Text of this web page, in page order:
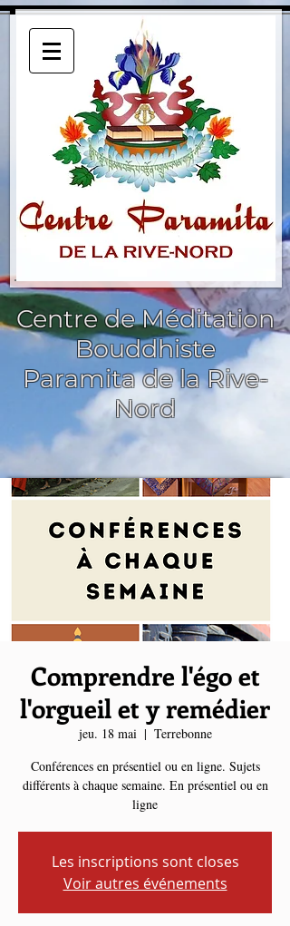
Centre de Méditation
Bouddhiste
Paramita de la Rive-
Nord
Comprendre l'égo et
l'orgueil et y remédier
jeu. 18 mai
  |
Terrebonne
Conférences en présentiel ou en ligne. Sujets
différents à chaque semaine. En présentiel ou en
ligne
Les inscriptions sont closes
Voir autres événements